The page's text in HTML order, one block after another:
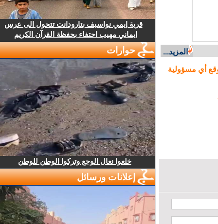
المزيد...
أي مسؤولية
قرية إيمي نواسيف بتارودانت تتحول الى عرس
ايماني مهيب احتفاء بحفظة القرآن الكريم
حوارات
خلعوا نعال الوجع وتركوا الوطن للوطن
إعلانات ورسائل